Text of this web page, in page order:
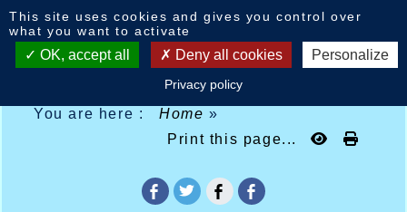
You are here : Home»
Print this page...
This site uses cookies and gives you control over
what you want to activate
OK, accept all Deny all cookies Personalize
Privacy policy